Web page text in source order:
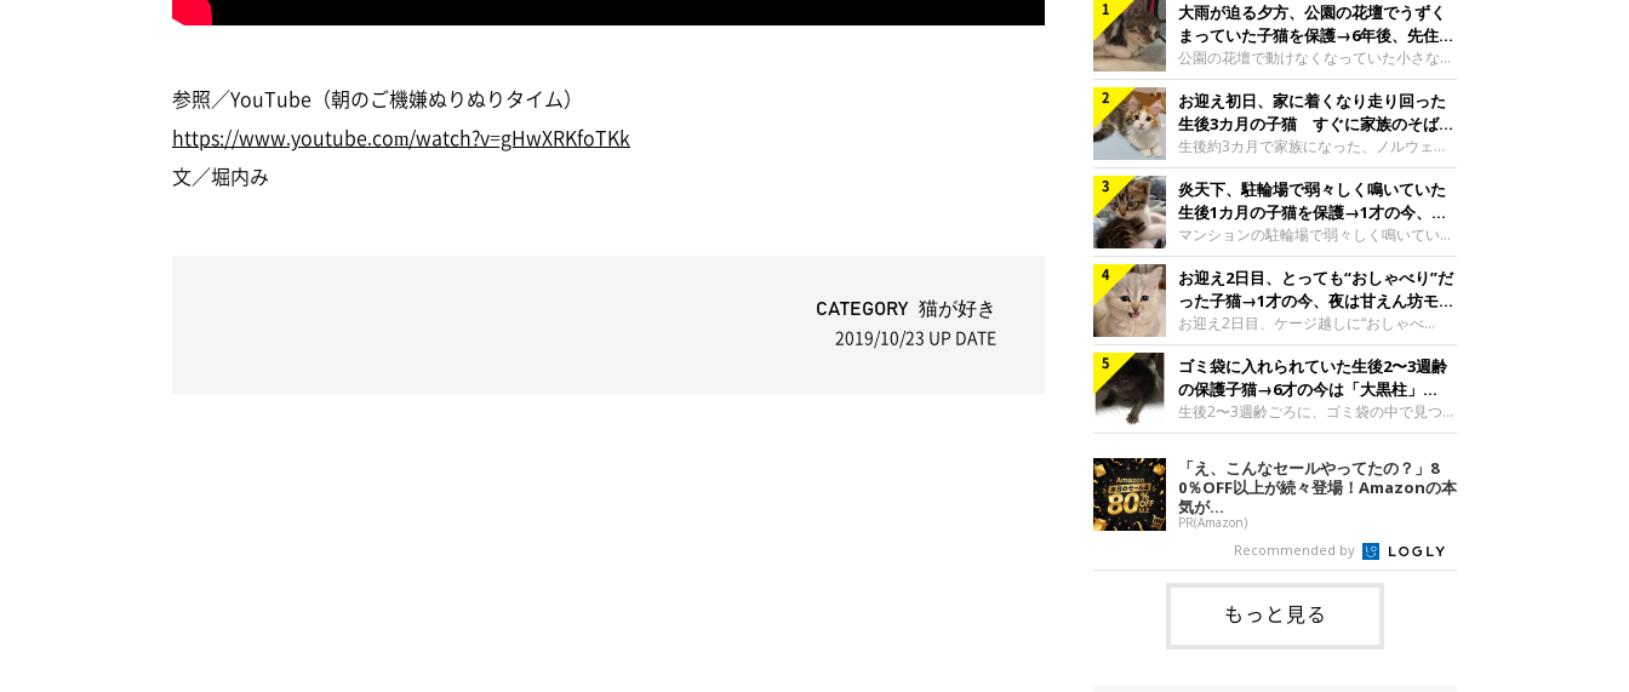
参照／YouTube（朝のご機嫌ぬりぬりタイム）
https://www.youtube.com/watch?v=gHwXRKfoTKk
文／堀内み
CATEGORY 猫が好き
2019/10/23 UP DATE
大雨が迫る夕方、公園の花壇でうずく
まっていた子猫を保護→6年後、先住猫
と“姉妹”のような関係に
公園の花壇で動けなくなっていた小さな子
猫。家族に迎えられてから6年、先住猫と
の間には深い絆が育まれていました。保護
当時のティダちゃん。
@muumuu62197189紹介するのは、
X（旧Twitter）ユーザー
@muumuu62197189さんの愛猫・ティダ
ちゃん（取材時6才）の成長記録です。こ
ちらは、生後3カ月ごろのティダちゃん。
飼い主さんが出会ったのは、夜から大雨に
なると予報されていた日の夕方でした。花
壇で動けずにいた子猫保護したばかりのテ
ィダちゃん。@muumuu62197189飼い主
さんは、公園の
お迎え初日、家に着くなり走り回った
生後3カ月の子猫 すぐに家族のそばで
落ち着く姿に「迎えてよかった」
生後約3カ月で家族になった、ノルウェー
ジャンフォレストキャットの子猫。お迎え
翌日には、すでに家でくつろぐ様子を見せ
ていました。お迎え翌日、ベッドでうとう
とするむうちゃんお迎え翌日のむうちゃ
ん。@umimugi0304紹介するのは、
Instagramユーザー@umimugi0304さんの
愛猫・むうちゃん（撮影時、生後約3カ月
／ノルウェージャンフォレストキャッ
ト）。こちらは、お迎え翌日に撮影された
一枚。ゴハンをお腹いっぱい食べたむうち
ゃんは眠くなり、飼い主さん夫婦のベッド
でうとうとし始めたのだとか。飼い主さ
炎天下、駐輪場で弱々しく鳴いていた
生後1カ月の子猫を保護→1才の今、筋
肉質でツンデレなコに成長
マンションの駐輪場で弱々しく鳴いてい
た、生後1カ月ほどの子猫。家族に迎えら
れてから1年、体も行動も大きく成長しま
した。炎天下の駐輪場で鳴いていた小さな
子猫保護当時のモモちゃん。@Kingponzu
紹介するのは、X（旧Twitter）ユーザー
@Kingponzuさんの愛猫・モモちゃん（取
材時1才）の成長記録です。こちらは、モ
モちゃんが生後1カ月ごろに撮影された一
枚。飼い主さんの自宅マンションの駐輪場
です。子猫時代のモモちゃん。
@Kingponzuその日は気温が35℃を
お迎え2日目、とっても“おしゃべり”だ
った子猫→1才の今、夜は甘えん坊モー
ドになるコに成長！
お迎え2日目、ケージ越しに“おしゃべ
り”する姿を見せていた子猫。1才になった
今も見せる愛らしい姿にキュンとします。
お迎え2日目、ケージ越しに何かを伝える
ももちゃん“おしゃべり”なももちゃん。
@poocoonyan紹介するのは、Instagram
ちゃん（取材時1才／マンチカン）です。
こちらの動画は、ももちゃんが生後2カ月
を過ぎたころ、お迎え2日目に撮影された
もの。新しい環境にゆっくり慣れてもらう
ため、当時はケージの中で過ごしていまし
た。鳴いてアピールするももち
ゴミ袋に入れられていた生後2〜3週齢
の保護子猫→6才の今は「大黒柱」
に！ 美しい黒猫に成長した姿にグッ
とくる
生後2〜3週齢ごろに、ゴミ袋の中で見つか
った小さな命。ミルクから育てられたその
子猫は今、家族に欠かせない存在へと成長
しました。ゴミ袋の中で見つかった、ミニ
モグラのような子猫よちよち歩きをしてい
たころの、生後2〜3週齢ごろのドンちゃ
ん。@doddou_1今回紹介するのは、
X（旧Twitter）ユーザー@doddou_1さん
の愛猫・ドンちゃん（取材時、推定6才／
本名：ドミトリー・ドンスコイ）。ドンち
ゃんは、保護猫でした。ドンちゃんが見つ
かったのは、飼い主さんの姉の勤め先の敷
「え、こんなセールやってたの？」8
0％OFF以上が続々登場！Amazonの本
気が...
PR(Amazon)
Recommended by
もっと見る